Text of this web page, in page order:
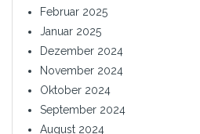
Februar 2025
Januar 2025
Dezember 2024
November 2024
Oktober 2024
September 2024
August 2024